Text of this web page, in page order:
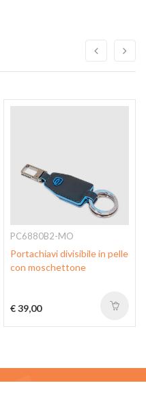
PC6880B2-MO
Portachiavi divisibile in pelle
con moschettone
€ 39,00